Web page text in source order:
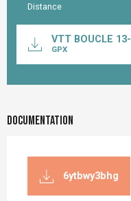
Distance
Documentation
VTT BOUCLE
GPX
Documentation
6ytbwy3bhg